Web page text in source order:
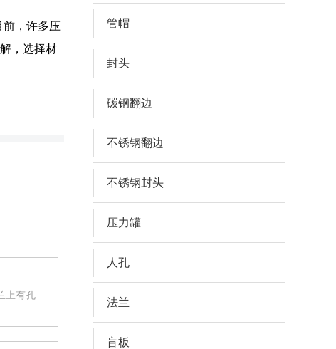
，许多压
，选择材
上有孔
管帽
封头
碳钢翻边
不锈钢翻边
不锈钢封头
压力罐
人孔
法兰
盲板